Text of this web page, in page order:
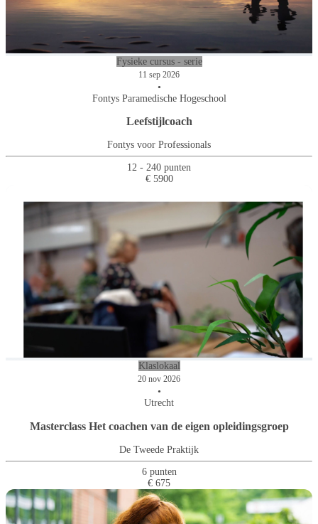
Fysieke cursus - serie
11 sep 2026
•
Fontys Paramedische Hogeschool
Leefstijlcoach
Fontys voor Professionals
12 - 240 punten
€ 5900
Klaslokaal
20 nov 2026
•
Utrecht
Masterclass Het coachen van de eigen opleidingsgroep
De Tweede Praktijk
6 punten
€ 675